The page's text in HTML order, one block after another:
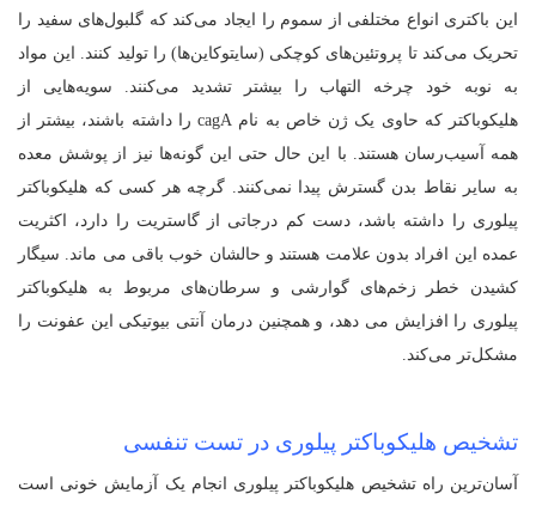
این باکتری انواع مختلفی از سموم را ایجاد می‌کند که گلبول‌های سفید را
تحریک می‌کند تا پروتئین‌های کوچکی (سایتوکاین‌ها) را تولید کنند. این مواد
به نوبه خود چرخه التهاب را بیشتر تشدید می‌کنند. سویه‌هایی از
هلیکوباکتر که حاوی یک ژن خاص به نام cagA را داشته باشند، بیشتر از
همه آسیب‌رسان هستند. با این حال حتی این گونه‌ها نیز از پوشش معده
به سایر نقاط بدن گسترش پیدا نمی‌کنند. گرچه هر کسی که هلیکوباکتر
پیلوری را داشته باشد، دست کم درجاتی از گاستریت را دارد، اکثریت
عمده این افراد بدون علامت هستند و حالشان خوب باقی می ماند. سیگار
کشیدن خطر زخم‌های گوارشی و سرطان‌های مربوط به هلیکوباکتر
پیلوری را افزایش می دهد، و همچنین درمان آنتی بیوتیکی این عفونت را
مشکل‌تر می‌کند.
تشخیص هلیکوباکتر پیلوری در تست تنفسی
آسان‌ترین راه تشخیص هلیکوباکتر پیلوری انجام یک آزمایش خونی است